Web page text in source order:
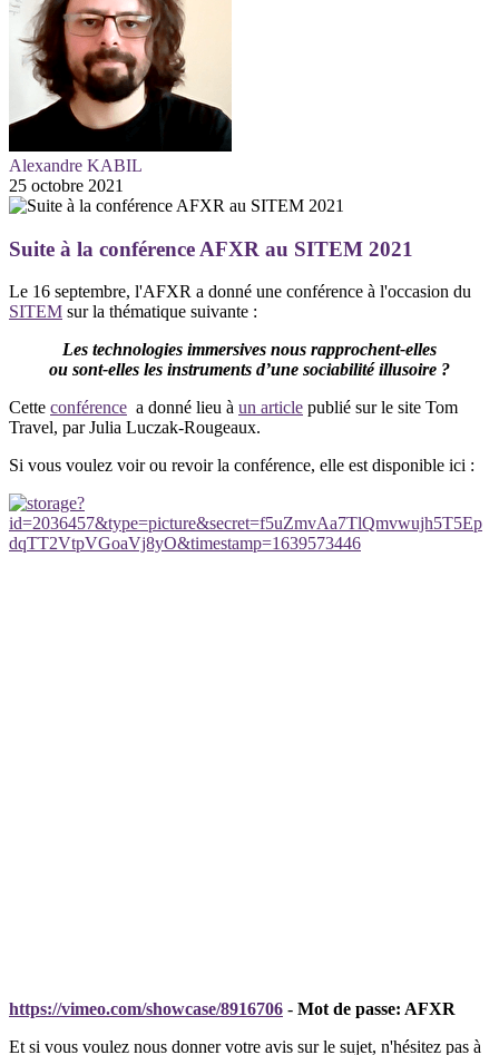
Alexandre KABIL
25 octobre 2021
Suite à la conférence AFXR au SITEM 2021
Le 16 septembre, l'AFXR a donné une conférence à l'occasion du
SITEM sur la thématique suivante :
Les technologies immersives nous rapprochent-elles
ou sont-elles les instruments d’une sociabilité illusoire ?
Cette conférence a donné lieu à un article publié sur le site Tom
Travel, par Julia Luczak-Rougeaux.
Si vous voulez voir ou revoir la conférence, elle est disponible ici :
https://vimeo.com/showcase/8916706 - Mot de passe: AFXR
Et si vous voulez nous donner votre avis sur le sujet, n'hésitez pas à